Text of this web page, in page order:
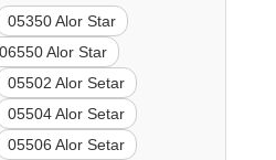
05350 Alor Star
06550 Alor Star
05502 Alor Setar
05504 Alor Setar
05506 Alor Setar